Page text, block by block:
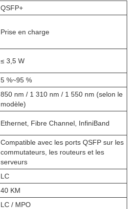
QSFP+
Prise en charge
≤ 3,5 W
5 %~95 %
850 nm / 1 310 nm / 1 550 nm (selon le
modèle)
Ethernet, Fibre Channel, InfiniBand
Compatible avec les ports QSFP sur les
commutateurs, les routeurs et les
serveurs
LC
40 KM
LC / MPO